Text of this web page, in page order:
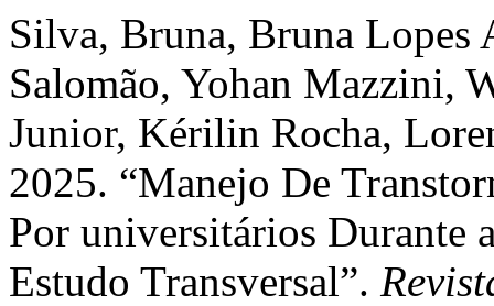
Silva, Bruna, Bruna
Salomão, Yohan Mazzini,
Junior, Kérilin Rocha,
2025. “Manejo De
Por universitários Durante
Estudo Transversal”.